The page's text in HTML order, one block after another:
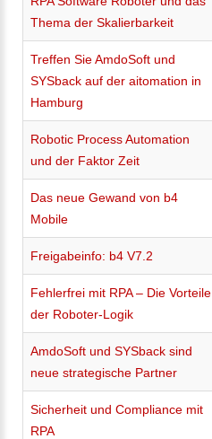
Thema der Skalierbarkeit
Treffen Sie AmdoSoft und
SYSback auf der aitomation in
Hamburg
Robotic Process Automation
und der Faktor Zeit
Das neue Gewand von b4
Mobile
Freigabeinfo: b4 V7.2
Fehlerfrei mit RPA – Die Vorteile
der Roboter-Logik
AmdoSoft und SYSback sind
neue strategische Partner
Sicherheit und Compliance mit
RPA